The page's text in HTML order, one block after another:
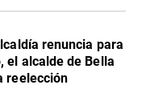
renuncia para
el alcalde de Bella
reelección